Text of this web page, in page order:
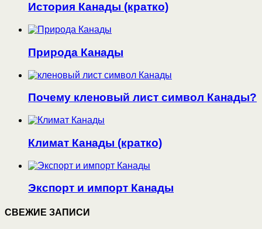
История Канады (кратко)
Природа Канады
Почему кленовый лист символ Канады?
Климат Канады (кратко)
Экспорт и импорт Канады
СВЕЖИЕ ЗАПИСИ